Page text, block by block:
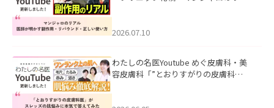
た。
2026.07.10
わたしの名医Youtube めぐ皮膚科・美
容皮膚科「”とおりすがりの皮膚科